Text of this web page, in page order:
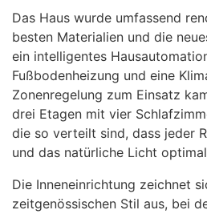
Das Haus wurde umfassend
besten Materialien und die
ein intelligentes
Fußbodenheizung und eine
Zonenregelung zum Einsatz
drei Etagen mit vier
die so verteilt sind, dass jeder
und das natürliche Licht
Die Inneneinrichtung zeichnet
zeitgenössischen Stil aus, bei